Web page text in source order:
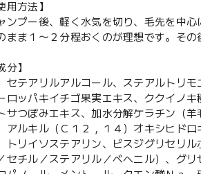
用方法】
ンプー後、軽く水気を切り、毛先を中
まま１〜２分程おくのが理想です。その
分】
セテアリルアルコール、ステアルトリ
ロッパキイチゴ果実エキス、ククイノ
サつぼみエキス、加水分解ケラチン（
アルキル（Ｃ１２，１４）オキシヒド
トリイソステアリン、ビスジグリセリ
セチル／ステアリル／ベヘニル）、グ